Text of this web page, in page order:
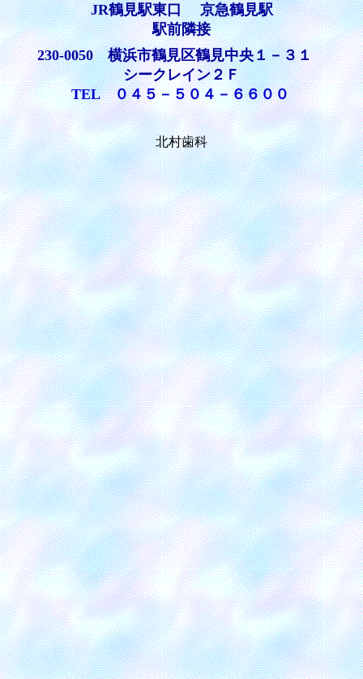
JR鶴見駅東口 京急鶴見駅
駅前隣接
230-0050 横浜市鶴見区鶴見中央１－３１
シークレイン２Ｆ
TEL ０４５－５０４－６６００
北村歯科